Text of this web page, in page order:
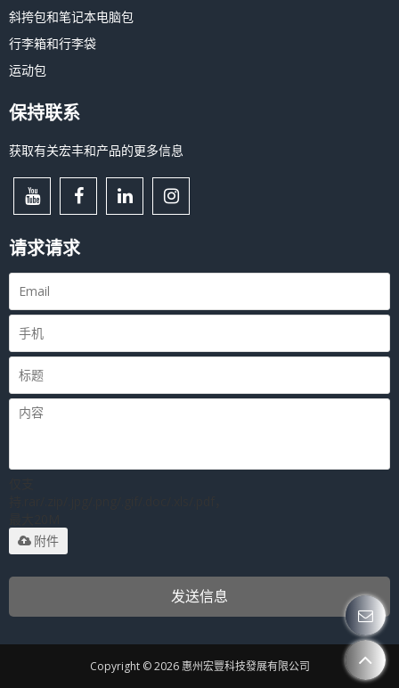
斜挎包和笔记本电脑包
行李箱和行李袋
运动包
保持联系
获取有关宏丰和产品的更多信息
请求请求
附件
发送信息
Copyright © 2026 惠州宏豐科技發展有限公司